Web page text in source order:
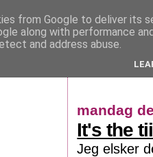
mandag
It's the
Jeg elsker
from Google to deliver its
along with performance
and address abuse.